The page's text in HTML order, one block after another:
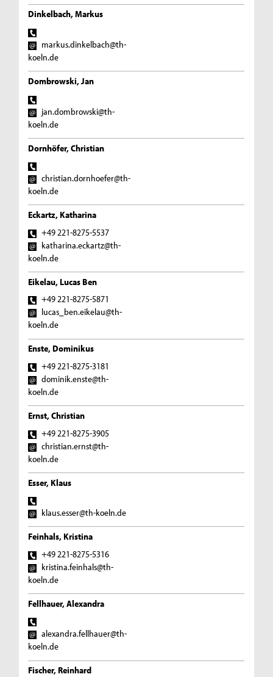
Dinkelbach, Markus
markus.dinkelbach@th-
koeln.de
Dombrowski, Jan
jan.dombrowski@th-
koeln.de
Dornhöfer, Christian
christian.dornhoefer@th-
koeln.de
Eckartz, Katharina
+49 221-8275-5537
katharina.eckartz@th-
koeln.de
Eikelau, Lucas Ben
+49 221-8275-5871
lucas_ben.eikelau@th-
koeln.de
Enste, Dominikus
+49 221-8275-3181
dominik.enste@th-
koeln.de
Ernst, Christian
+49 221-8275-3905
christian.ernst@th-
koeln.de
Esser, Klaus
klaus.esser@th-koeln.de
Feinhals, Kristina
+49 221-8275-5316
kristina.feinhals@th-
koeln.de
Fellhauer, Alexandra
alexandra.fellhauer@th-
koeln.de
Fischer, Reinhard